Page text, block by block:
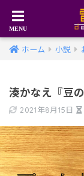
ホーム 小説
湊かなえ『豆
2021年8月15日